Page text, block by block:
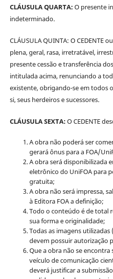
CLÁUSULA QUARTA:O presente
indeterminado.
CLÁUSULA QUINTA: O CEDENTE
plena, geral, rasa, irretratável,
presente cessão e transferência
intitulada acima, renunciando a
existente, obrigando-se em todos
si, seus herdeiros e sucessores.
CLÁUSULA SEXTA:O CEDENTE
A obra não poderá ser
gerará ônus para a FOA/
A obra será disponibilizada
eletrônico do UniFOA para
gratuita;
A obra não será impressa,
à Editora FOA a definição;
Todo o conteúdo é de total
sua forma e originalidade;
Todas as imagens
devem possuir autorização
Que a obra não se
veículo de comunicação
deverá justificar a